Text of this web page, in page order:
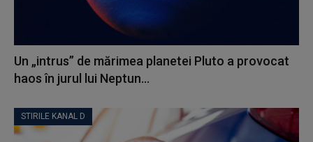
Un „intrus” de mărimea planetei Pluto a provocat
haos în jurul lui Neptun...
STIRILE KANAL D